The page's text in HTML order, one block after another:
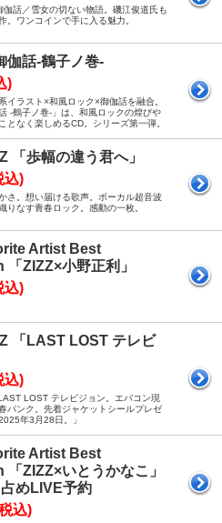
伽話／雪女の切ない物語。磯江俊道氏も
。ワンコインで手に入る魅力。
伽話-鶴子ノ巻-
)
イラスト×和風ロック×御伽話を融合。
-鶴子ノ巻-」は、和風ロックの煌びや
となく楽しめるCD。シリーズ第一弾。
「歩幅の違う君へ」
込)
さ。想い届ける歌声。ボーカル超音波
りなす青春ロック。感動の一枚。
Artist Best
ZIZZ×小野正利」
込)
「LAST LOST テレビ
込)
LOST テレビジョン。エバコン現
パンク。先着ジャケットシールプレゼ
年3月28日。」
Artist Best
ZIZZ×いとうかなこ」
めLIVE予約
込)